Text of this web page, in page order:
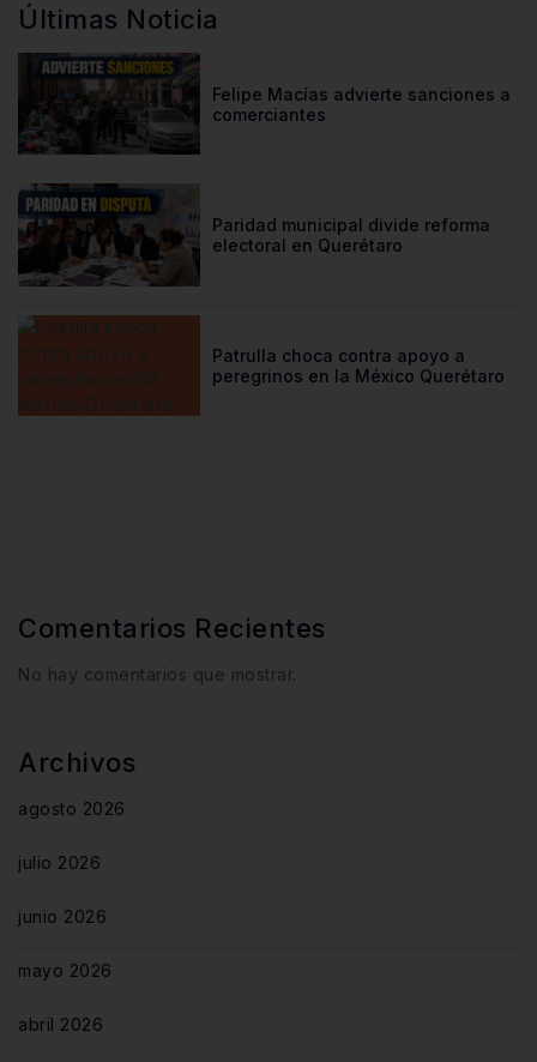
Últimas Noticia
Felipe Macías advierte sanciones a
comerciantes
Paridad municipal divide reforma
electoral en Querétaro
Patrulla choca contra apoyo a
peregrinos en la México Querétaro
Comentarios Recientes
No hay comentarios que mostrar.
Archivos
agosto 2026
julio 2026
junio 2026
mayo 2026
abril 2026